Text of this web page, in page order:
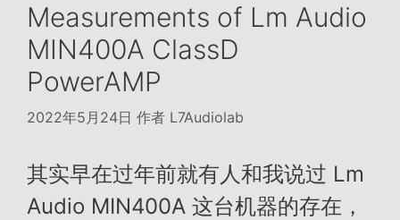
Measurements of Lm Audio
MIN400A ClassD
PowerAMP
2022年5月24日 作者 L7Audiolab
其实早在过年前就有人和我说过 Lm
Audio MIN400A 这台机器的存在，